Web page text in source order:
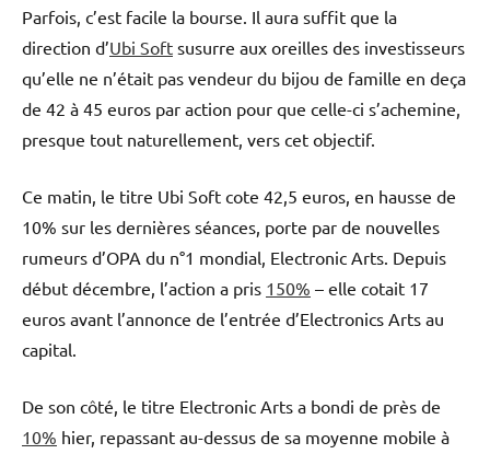
Parfois, c’est facile la bourse. Il aura suffit que la
direction d’Ubi Soft susurre aux oreilles des investisseurs
qu’elle ne n’était pas vendeur du bijou de famille en deça
de 42 à 45 euros par action pour que celle-ci s’achemine,
presque tout naturellement, vers cet objectif.
Ce matin, le titre Ubi Soft cote 42,5 euros, en hausse de
10% sur les dernières séances, porte par de nouvelles
rumeurs d’OPA du n°1 mondial, Electronic Arts. Depuis
début décembre, l’action a pris 150% – elle cotait 17
euros avant l’annonce de l’entrée d’Electronics Arts au
capital.
De son côté, le titre Electronic Arts a bondi de près de
10% hier, repassant au-dessus de sa moyenne mobile à